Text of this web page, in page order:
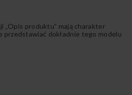
„Opis produktu” mają charakter
przedstawiać dokładnie tego modelu
opis